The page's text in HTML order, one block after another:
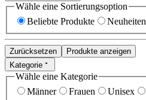
Wähle eine Sortierungsoption
Beliebte Produkte
Neuheiten
Zurücksetzen
Produkte anzeigen
Kategorie
Wähle eine Kategorie
Männer
Frauen Unisex